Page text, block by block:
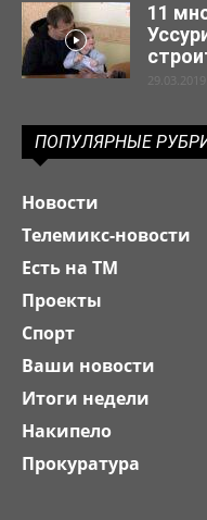
11
29.03.2019
ПОПУЛЯРНЫЕ
Новости
Телемикс-новости
Есть на ТМ
Проекты
Спорт
Ваши новости
Итоги недели
Накипело
Прокуратура